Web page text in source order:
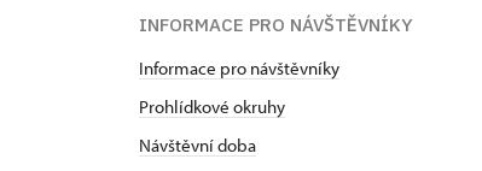
INFORMACE PRO NÁVŠTĚVNÍKY
Informace pro návštěvníky
Prohlídkové okruhy
Návštěvní doba